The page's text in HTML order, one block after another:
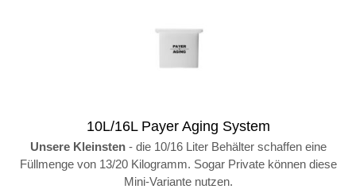
10L/16L Payer Aging System
Unsere Kleinsten- die 10/16 Liter Behälter schaffen eine
Füllmenge von 13/20 Kilogramm. Sogar Private können diese
Mini-Variante nutzen.